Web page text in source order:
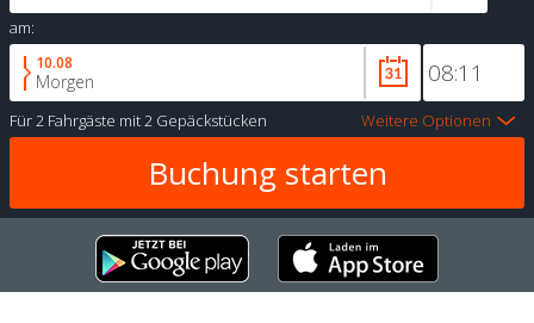
am:
10.08
Morgen
Für2 Fahrgäste mit2 Gepäckstücken Weitere Optionen